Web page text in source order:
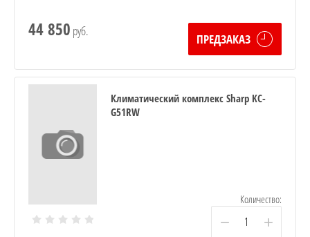
44 850 руб.
ПРЕДЗАКАЗ
Климатический комплекс Sharp KC-
G51RW
Количество:
− +